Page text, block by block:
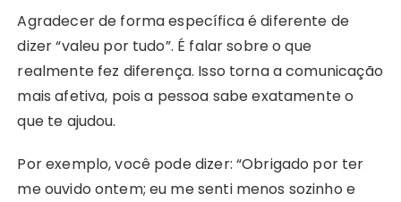
Agradecer de forma específica é diferente de
dizer “valeu por tudo”. É falar sobre o que
realmente fez diferença. Isso torna a comunicação
mais afetiva, pois a pessoa sabe exatamente o
que te ajudou.
Por exemplo, você pode dizer: “Obrigado por ter
me ouvido ontem; eu me senti menos sozinho e